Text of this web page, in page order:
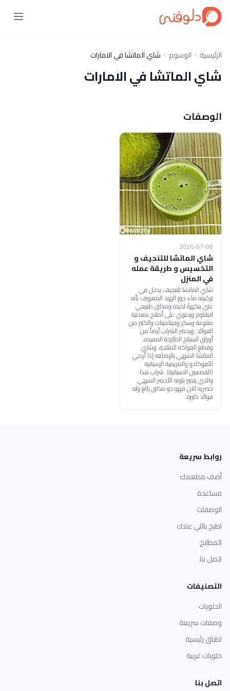
الرئيسية الوسوم شاي الماتشا في الامارات
شاي الماتشا في الامارات
الوصفات
2026-07-08
شاي الماتشا للتنحيف و
التخسيس و طريقة عمله
في المنزل
شاي الماتشا للتنحيف يدخل في
تركيبته ماء جوز الهند المعروف بأنه
غني بنكهةً لذيذة ومذاق طبيعي
لايقاوم ويحتوي على أملاح معدنية
متنوعة وسكر وفيتامينات والكثير من
الفوائد. ويحضر الشراب أيضاً من
أوراق السبانخ الطازجة المفيدة،
وقطع الفواكه المثلجة، وشاي
الماتشا الشهي بالإضافة إذا أردتي
الأفوكادو والمريمية الإسبانية
(القصعين الاسبانية). شراب هذا
والذي يتميز بلونه الأخضر الشهي
حضريه الآن فهو ذو مذاق رائع وله
فوائد كثيرة.
روابط سريعة
أضف مطعمك
مساعدة
الوصفات
اطبخ باللي عندك
المطابخ
اتصل بنا
التصنيفات
الحلويات
وصفات سريعة
اطباق رئيسية
حلويات غربية
اتصل بنا